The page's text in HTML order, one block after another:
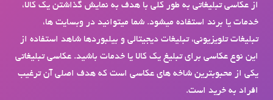
از عکاسی تبلیغاتی به طور کلی با هدف به نمایش گذاشتن یک کالا،
خدمات یا برند استفاده می‎شود. شما می‎توانید در وب‎سایت‎ ها،
تبلیغات تلویزیونی، تبلیغات دیجیتالی و بیلبوردها شاهد استفاده از
این نوع عکاسی برای تبلیغ یک کالا یا خدمات باشید. عکاسی تبلیغاتی
یکی از محبوب‎ترین شاخه های عکاسی است که هدف اصلی آن ترغیب
افراد به خرید است.